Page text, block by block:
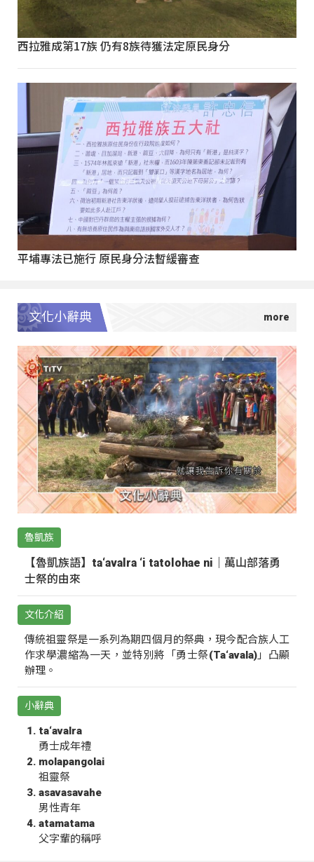
西拉雅成第17族 仍有8族待獲法定原民身分
平埔專法已施行 原民身分法暫緩審查
文化小辭典
魯凱族
【魯凱族語】ta‘avalra ‘i tatolohae ni｜萬山部落勇
士祭的由來
文化介紹
傳統祖靈祭是一系列為期四個月的祭典，現今配合族人工
作求學濃縮為一天，並特別將「勇士祭(Ta‘avala)」凸顯
辦理。
小辭典
ta‘avalra
勇士成年禮
molapangolai
祖靈祭
asavasavahe
男性青年
atamatama
父字輩的稱呼